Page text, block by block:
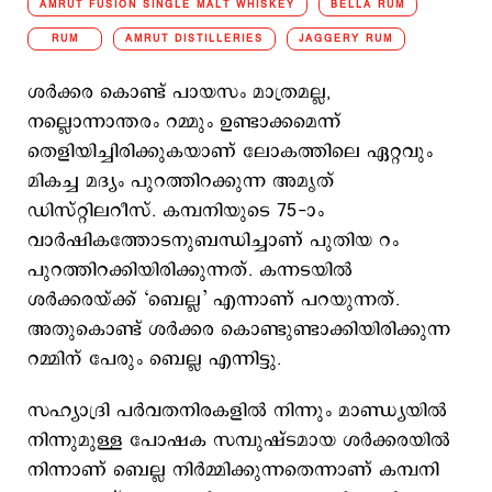
AMRUT FUSION SINGLE MALT WHISKEY BELLA RUM
RUM AMRUT DISTILLERIES JAGGERY RUM
ശര്‍ക്കര കൊണ്ട് പായസം മാത്രമല്ല,
നല്ലൊന്നാന്തരം റമ്മും ഉണ്ടാക്കമെന്ന്
തെളിയിച്ചിരിക്കുകയാണ് ലോകത്തിലെ ഏറ്റവും
മികച്ച മദ്യം പുറത്തിറക്കുന്ന അമൃത്
ഡിസ്റ്റിലറീസ്. കമ്പനിയുടെ 75-ാം
വാർഷികത്തോടനുബന്ധിച്ചാണ് പുതിയ റം
പുറത്തിറക്കിയിരിക്കുന്നത്. കന്നടയില്‍
ശര്‍ക്കരയ്ക്ക് ‘ബെല്ല’ എന്നാണ് പറയുന്നത്.
അതുകൊണ്ട് ശര്‍ക്കര കൊണ്ടുണ്ടാക്കിയിരിക്കുന്ന
റമ്മിന് പേരും ബെല്ല എന്നിട്ടു.
സഹ്യാദ്രി പർവതനിരകളിൽ നിന്നും മാണ്ഡ്യയിൽ
നിന്നുമുള്ള പോഷക സമ്പുഷ്ടമായ ശർക്കരയിൽ
നിന്നാണ് ബെല്ല നിർമ്മിക്കുന്നതെന്നാണ് കമ്പനി